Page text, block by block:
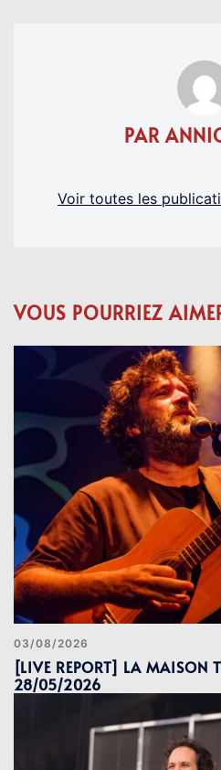
PAR
Voir toutes les
VOUS POURRIEZ
03/08/2026
[LIVE REPORT] LA MAISON
28/05/2026